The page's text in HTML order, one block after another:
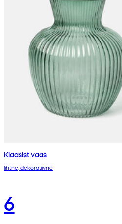
Klaasist vaas
lihtne, dekoratiivne
6